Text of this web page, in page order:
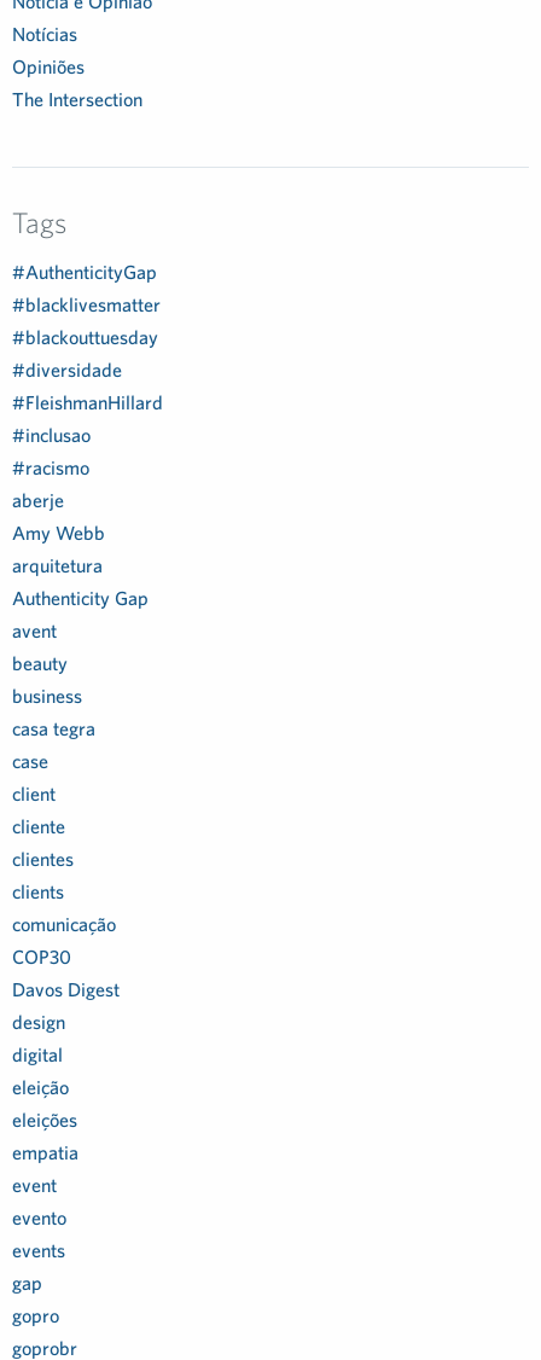
Notícias
Opiniões
The Intersection
Tags
#AuthenticityGap
#blacklivesmatter
#blackouttuesday
#diversidade
#FleishmanHillard
#inclusao
#racismo
aberje
Amy Webb
arquitetura
Authenticity Gap
avent
beauty
business
casa tegra
case
client
cliente
clientes
clients
comunicação
COP30
Davos Digest
design
digital
eleição
eleições
empatia
event
evento
events
gap
gopro
goprobr